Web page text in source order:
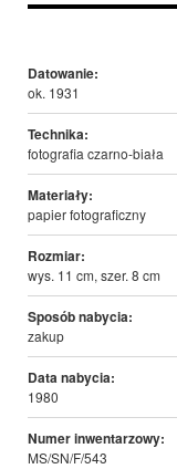
Datowanie:
ok. 1931
Technika:
fotografia czarno-biała
Materiały:
papier fotograficzny
Rozmiar:
wys. 11 cm, szer. 8 cm
Sposób nabycia:
zakup
Data nabycia:
1980
Numer inwentarzowy:
MS/SN/F/543